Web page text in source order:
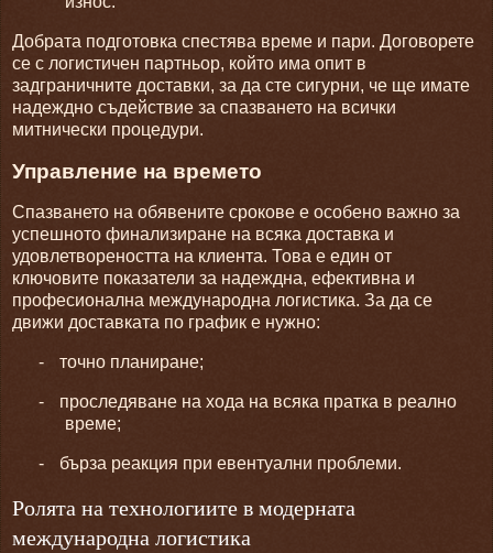
Добрата подготовка спестява време и пари. Договорете
се с логистичен партньор, който има опит в
задграничните доставки, за да сте сигурни, че ще имате
надеждно съдействие за спазването на всички
митнически процедури.
Управление на времето
Спазването на обявените срокове е особено важно за
успешното финализиране на всяка доставка и
удовлетвореността на клиента. Това е един от
ключовите показатели за надеждна, ефективна и
професионална международна логистика. За да се
движи доставката по график е нужно:
- точно планиране;
-
проследяване на хода на всяка пратка в реално
време;
- бърза реакция при евентуални проблеми.
Ролята на технологиите в модерната
международна логистика